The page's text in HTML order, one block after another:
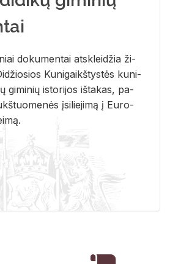
do­ku­men­tai at­sklei­džia ži­
Ku­ni­gaikš­tys­tės ku­ni­
gi­mi­nių is­to­ri­jos iš­ta­kas, pa­
įsi­lie­ji­mą į Eu­ro­